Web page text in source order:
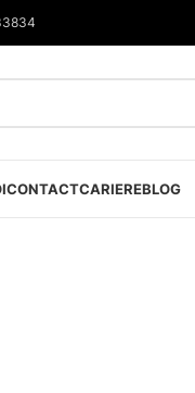
CONTACTCARIEREBLOG